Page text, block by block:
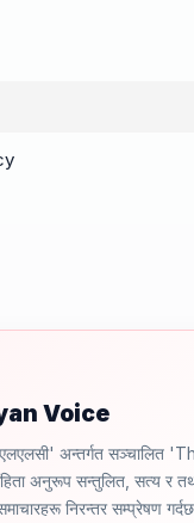
k
Voice
अन्तर्गत सञ्चालित
अनुरूप सन्तुलित, सत्य र
समाचारहरू निरन्तर सम्प्रेषण